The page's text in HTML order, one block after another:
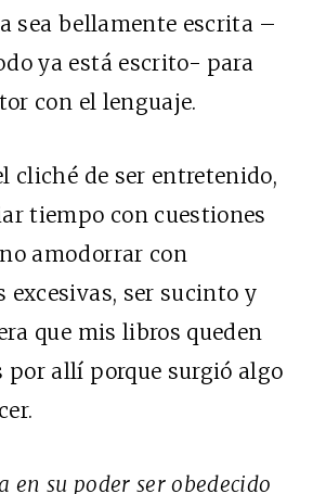
sea bellamente escrita –
ya está escrito- para
con el lenguaje.
cliché de ser entretenido,
tiempo con cuestiones
amodorrar con
excesivas, ser sucinto y
que mis libros queden
por allí porque surgió algo
en su poder ser obedecido